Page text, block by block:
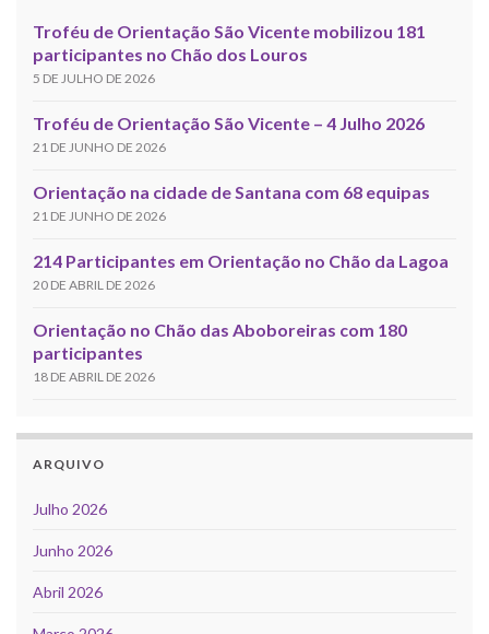
Troféu de Orientação São Vicente mobilizou 181
participantes no Chão dos Louros
5 DE JULHO DE 2026
Troféu de Orientação São Vicente – 4 Julho 2026
21 DE JUNHO DE 2026
Orientação na cidade de Santana com 68 equipas
21 DE JUNHO DE 2026
214 Participantes em Orientação no Chão da Lagoa
20 DE ABRIL DE 2026
Orientação no Chão das Aboboreiras com 180
participantes
18 DE ABRIL DE 2026
ARQUIVO
Julho 2026
Junho 2026
Abril 2026